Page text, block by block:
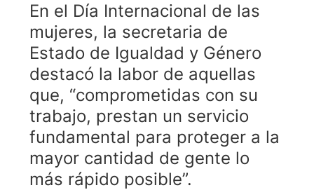
En el Día Internacional de las
mujeres, la secretaria de
Estado de Igualdad y Género
destacó la labor de aquellas
que, “comprometidas con su
trabajo, prestan un servicio
fundamental para proteger a la
mayor cantidad de gente lo
más rápido posible”.